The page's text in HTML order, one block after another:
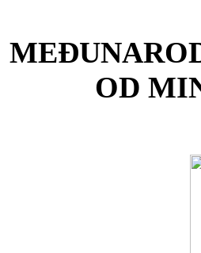
OD